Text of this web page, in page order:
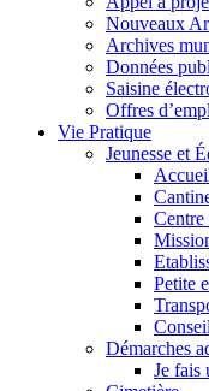
Nouveaux
Archives
Données
Saisine
Offres
Vie Pratique
Jeunesse et
Centre
Petite
Démarches
Je fais